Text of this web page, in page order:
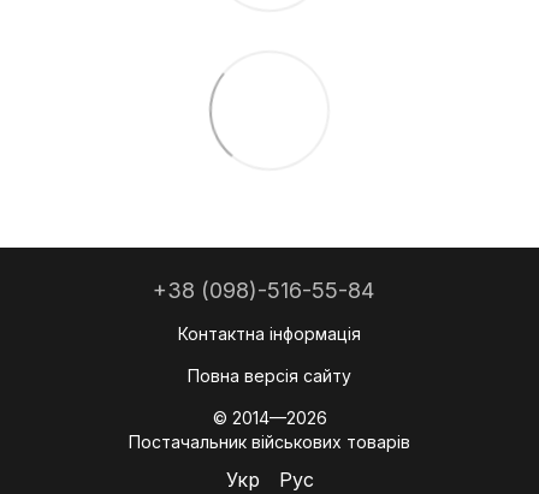
+38 (098)-516-55-84
Контактна інформація
Повна версія сайту
© 2014—2026
Постачальник військових товарів
Укр Рус